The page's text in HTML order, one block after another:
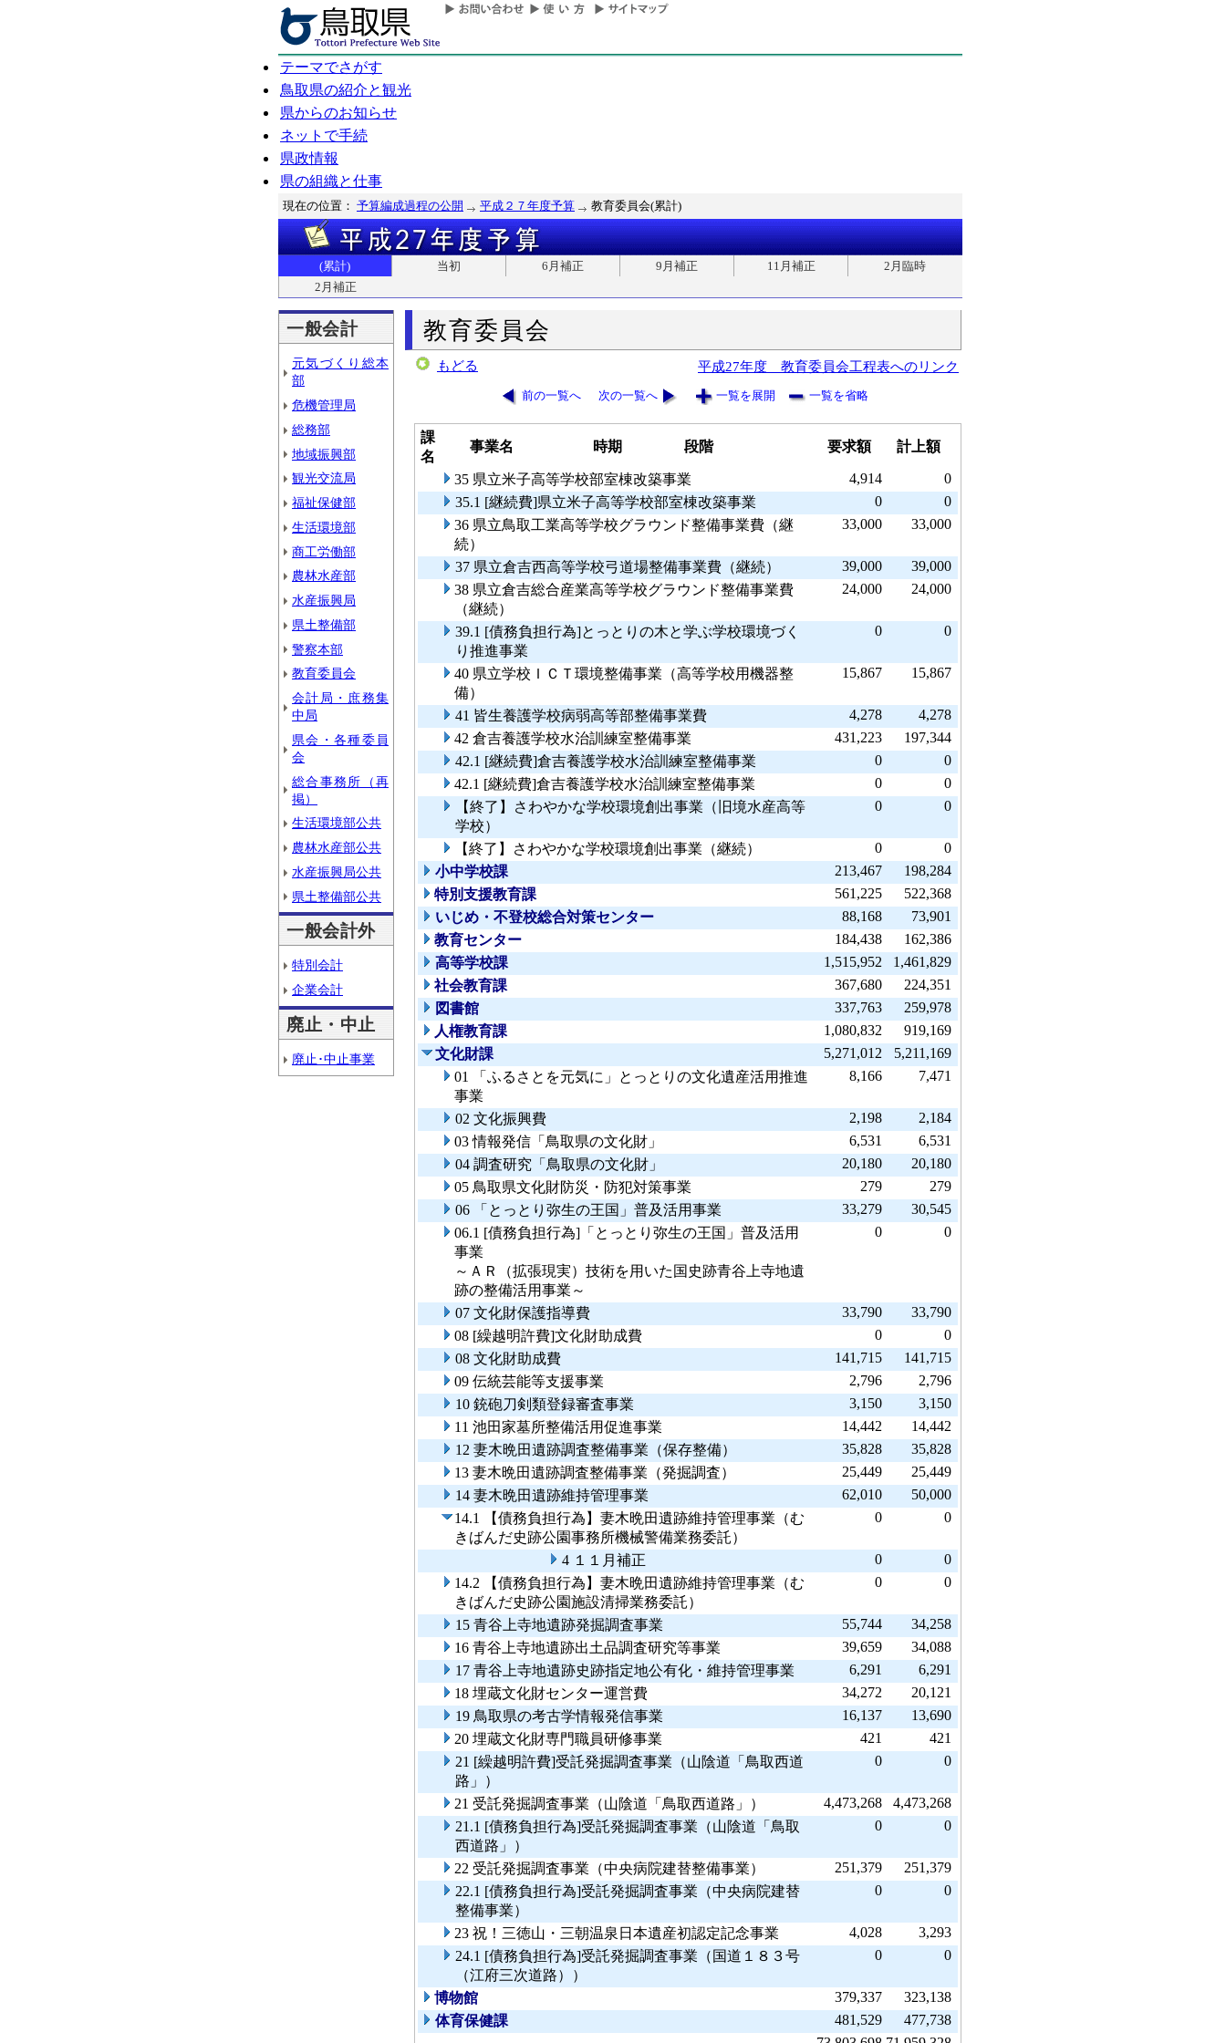
テーマでさがす
鳥取県の紹介と観光
県からのお知らせ
ネットで手続
県政情報
県の組織と仕事
現在の位置： 予算編成過程の公開 平成２７年度予算 教育委員会(累計)
(累計) 当初 6月補正 9月補正 11月補正
2月臨時
2月補正
一般会計
元気づくり総本
部
危機管理局
総務部
地域振興部
観光交流局
福祉保健部
生活環境部
商工労働部
農林水産部
水産振興局
県土整備部
警察本部
教育委員会
会計局・庶務集
中局
県会・各種委員
会
総合事務所（再
掲）
生活環境部公共
農林水産部公共
水産振興局公共
県土整備部公共
一般会計外
特別会計
企業会計
廃止・中止
廃止･中止事業
教育委員会
もどる 平成27年度 教育委員会工程表へのリンク
前の一覧へ 次の一覧へ 一覧を展開 一覧を省略
課
名
事業名 時期 段階 要求額 計上額
35 県立米子高等学校部室棟改築事業 4,914
0
35.1 [継続費]県立米子高等学校部室棟改築事業
0
0
36 県立鳥取工業高等学校グラウンド整備事業費（継
続）
33,000 33,000
37 県立倉吉西高等学校弓道場整備事業費（継続） 39,000
39,000
38 県立倉吉総合産業高等学校グラウンド整備事業費
（継続）
24,000 24,000
39.1 [債務負担行為]とっとりの木と学ぶ学校環境づく
り推進事業
0 0
40 県立学校ＩＣＴ環境整備事業（高等学校用機器整
備）
15,867 15,867
41 皆生養護学校病弱高等部整備事業費 4,278
4,278
42 倉吉養護学校水治訓練室整備事業
431,223
197,344
42.1 [継続費]倉吉養護学校水治訓練室整備事業
0
0
42.1 [継続費]倉吉養護学校水治訓練室整備事業
0
0
【終了】さわやかな学校環境創出事業（旧境水産高等
学校）
0 0
【終了】さわやかな学校環境創出事業（継続） 0
0
小中学校課
213,467
198,284
特別支援教育課
561,225
522,368
いじめ・不登校総合対策センター
88,168
73,901
教育センター
184,438
162,386
高等学校課
1,515,952
1,461,829
社会教育課
367,680
224,351
図書館
337,763
259,978
人権教育課
1,080,832
919,169
文化財課
5,271,012
5,211,169
01 「ふるさとを元気に」とっとりの文化遺産活用推進
事業
8,166 7,471
02 文化振興費 2,198
2,184
03 情報発信「鳥取県の文化財」
6,531
6,531
04 調査研究「鳥取県の文化財」
20,180
20,180
05 鳥取県文化財防災・防犯対策事業
279
279
06 「とっとり弥生の王国」普及活用事業
33,279
30,545
06.1 [債務負担行為]「とっとり弥生の王国」普及活用
事業
～ＡＲ（拡張現実）技術を用いた国史跡青谷上寺地遺
跡の整備活用事業～
0 0
07 文化財保護指導費 33,790
33,790
08 [繰越明許費]文化財助成費
0
0
08 文化財助成費
141,715
141,715
09 伝統芸能等支援事業
2,796
2,796
10 銃砲刀剣類登録審査事業
3,150
3,150
11 池田家墓所整備活用促進事業
14,442
14,442
12 妻木晩田遺跡調査整備事業（保存整備）
35,828
35,828
13 妻木晩田遺跡調査整備事業（発掘調査）
25,449
25,449
14 妻木晩田遺跡維持管理事業
62,010
50,000
14.1 【債務負担行為】妻木晩田遺跡維持管理事業（む
きばんだ史跡公園事務所機械警備業務委託）
0 0
4 １１月補正 0
0
14.2 【債務負担行為】妻木晩田遺跡維持管理事業（む
きばんだ史跡公園施設清掃業務委託）
0 0
15 青谷上寺地遺跡発掘調査事業 55,744
34,258
16 青谷上寺地遺跡出土品調査研究等事業
39,659
34,088
17 青谷上寺地遺跡史跡指定地公有化・維持管理事業
6,291
6,291
18 埋蔵文化財センター運営費
34,272
20,121
19 鳥取県の考古学情報発信事業
16,137
13,690
20 埋蔵文化財専門職員研修事業
421
421
21 [繰越明許費]受託発掘調査事業（山陰道「鳥取西道
路」）
0 0
21 受託発掘調査事業（山陰道「鳥取西道路」） 4,473,268
4,473,268
21.1 [債務負担行為]受託発掘調査事業（山陰道「鳥取
西道路」）
0 0
22 受託発掘調査事業（中央病院建替整備事業） 251,379
251,379
22.1 [債務負担行為]受託発掘調査事業（中央病院建替
整備事業）
0 0
23 祝！三徳山・三朝温泉日本遺産初認定記念事業 4,028
3,293
24.1 [債務負担行為]受託発掘調査事業（国道１８３号
（江府三次道路））
0 0
博物館 379,337
323,138
体育保健課
481,529
477,738